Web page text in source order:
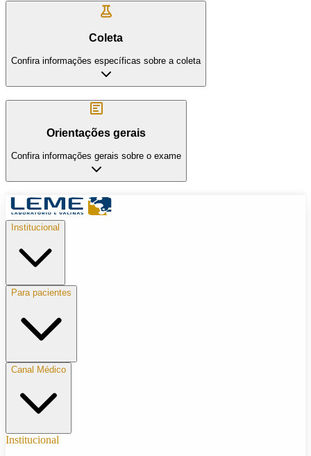
Coleta
Confira informações específicas sobre a coleta
Orientações gerais
Confira informações gerais sobre o exame
Institucional
Para pacientes
Canal Médico
Institucional